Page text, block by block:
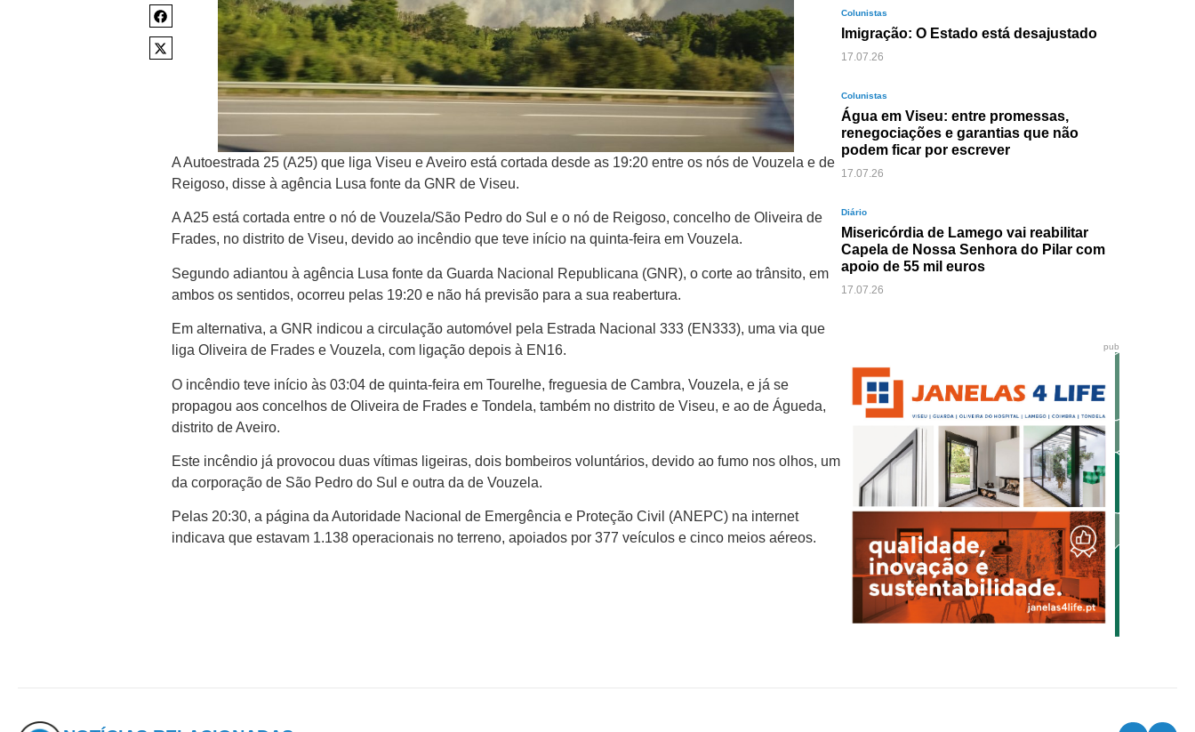
A Autoestrada 25 (A25) que liga Viseu e Aveiro está cortada desde as 19:20 entre os nós de Vouzela e de
Reigoso, disse à agência Lusa fonte da GNR de Viseu.
A A25 está cortada entre o nó de Vouzela/São Pedro do Sul e o nó de Reigoso, concelho de Oliveira de
Frades, no distrito de Viseu, devido ao incêndio que teve início na quinta-feira em Vouzela.
Segundo adiantou à agência Lusa fonte da Guarda Nacional Republicana (GNR), o corte ao trânsito, em
ambos os sentidos, ocorreu pelas 19:20 e não há previsão para a sua reabertura.
Em alternativa, a GNR indicou a circulação automóvel pela Estrada Nacional 333 (EN333), uma via que
liga Oliveira de Frades e Vouzela, com ligação depois à EN16.
O incêndio teve início às 03:04 de quinta-feira em Tourelhe, freguesia de Cambra, Vouzela, e já se
propagou aos concelhos de Oliveira de Frades e Tondela, também no distrito de Viseu, e ao de Águeda,
distrito de Aveiro.
Este incêndio já provocou duas vítimas ligeiras, dois bombeiros voluntários, devido ao fumo nos olhos, um
da corporação de São Pedro do Sul e outra da de Vouzela.
Pelas 20:30, a página da Autoridade Nacional de Emergência e Proteção Civil (ANEPC) na internet
indicava que estavam 1.138 operacionais no terreno, apoiados por 377 veículos e cinco meios aéreos.
Colunistas
Imigração: O Estado está desajustado
17.07.26
Colunistas
Água em Viseu: entre promessas,
renegociações e garantias que não
podem ficar por escrever
17.07.26
Diário
Misericórdia de Lamego vai reabilitar
Capela de Nossa Senhora do Pilar com
apoio de 55 mil euros
17.07.26
pub